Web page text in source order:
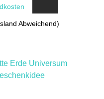
Abweichend)